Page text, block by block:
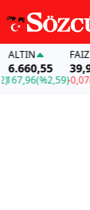
(%2,59)
FAİZ
39,92
-0,07